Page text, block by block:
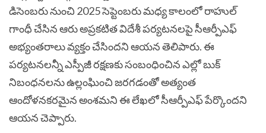
డిసెంబరు నుంచి 2025 సెప్టెంబరు మధ్య కాలంలో రాహుల్
గాంధీ చేసిన ఆరు అప్రకటిత విదేశీ పర్యటనలపై సీఆర్పీఎఫ్
అభ్యంతరాలు వ్యక్తం చేసిందని ఆయన తెలిపారు. ఈ
పర్యటనలన్నీ ఎస్పీజీ రక్షణకు సంబంధించిన ఎల్లో బుక్
నిబంధనలను ఉల్లంఘించి జరగడంతో అత్యంత
ఆందోళనకరమైన అంశమని ఈ లేఖలో సీఆర్పీఎఫ్ పేర్కొందని
ఆయన చెప్పారు.